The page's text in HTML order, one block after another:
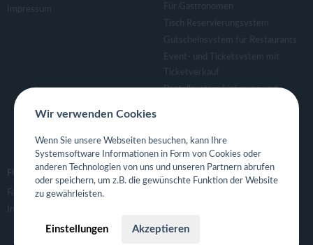
Impressum
Für Gastronomen
Tisch Reservierungsystem
Gutscheinsystem für Restaurants
Event- und Ticketsystem mit
Ticketverkauf
Bestellsystem Lieferung und
Eigene App für Restaurant
FOLGE UNS
Facebook
Instagram
Wir verwenden Cookies
Wenn Sie unsere Webseiten besuchen, kann Ihre
Systemsoftware Informationen in Form von Cookies oder
anderen Technologien von uns und unseren Partnern abrufen
oder speichern, um z.B. die gewünschte Funktion der Website
zu gewährleisten.
Einstellungen Akzeptieren